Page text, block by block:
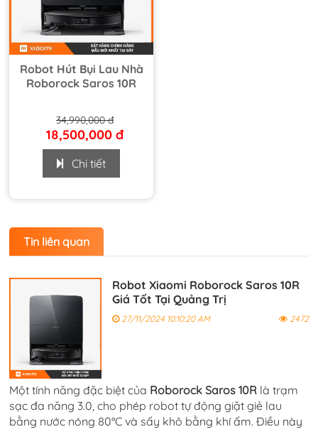
Robot Hút Bụi Lau Nhà
Roborock Saros 10R
34,990,000 đ
18,500,000 đ
Chi tiết
Tin liên quan
Robot Xiaomi Roborock Saros 10R
Giá Tốt Tại Quảng Trị
27/11/2024 10:10:20 AM 2472
Một tính năng đặc biệt của Roborock Saros 10R là trạm
sạc đa năng 3.0, cho phép robot tự động giặt giẻ lau
bằng nước nóng 80°C và sấy khô bằng khí ấm. Điều này